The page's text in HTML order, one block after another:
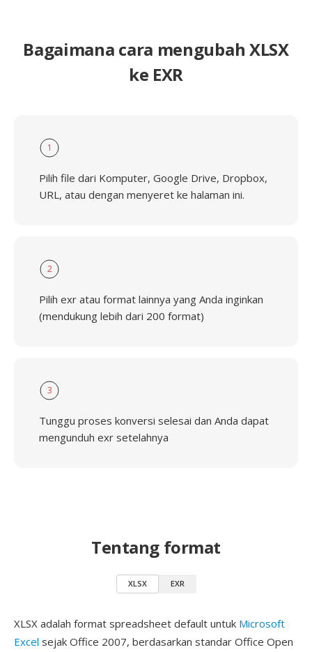
Bagaimana cara mengubah XLSX
ke EXR
1
Pilih file dari Komputer, Google Drive, Dropbox,
URL, atau dengan menyeret ke halaman ini.
2
Pilih exr atau format lainnya yang Anda inginkan
(mendukung lebih dari 200 format)
3
Tunggu proses konversi selesai dan Anda dapat
mengunduh exr setelahnya
Tentang format
XLSX EXR
XLSX adalah format spreadsheet default untuk Microsoft
Excel sejak Office 2007, berdasarkan standar Office Open